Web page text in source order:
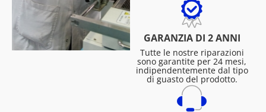
GARANZIA DI 2 ANNI
Tutte le nostre riparazioni
sono garantite per 24 mesi,
indipendentemente dal tipo
di guasto del prodotto.